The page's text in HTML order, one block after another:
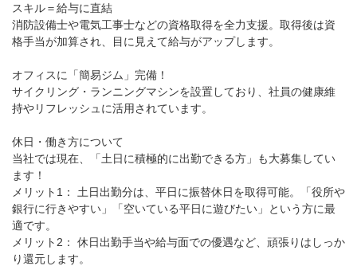
スキル＝給与に直結
消防設備士や電気工事士などの資格取得を全力支援。取得後は資
格手当が加算され、目に見えて給与がアップします。
オフィスに「簡易ジム」完備！
サイクリング・ランニングマシンを設置しており、社員の健康維
持やリフレッシュに活用されています。
休日・働き方について
当社では現在、「土日に積極的に出勤できる方」も大募集してい
ます！
メリット1： 土日出勤分は、平日に振替休日を取得可能。「役所や
銀行に行きやすい」「空いている平日に遊びたい」という方に最
適です。
メリット2： 休日出勤手当や給与面での優遇など、頑張りはしっか
り還元します。